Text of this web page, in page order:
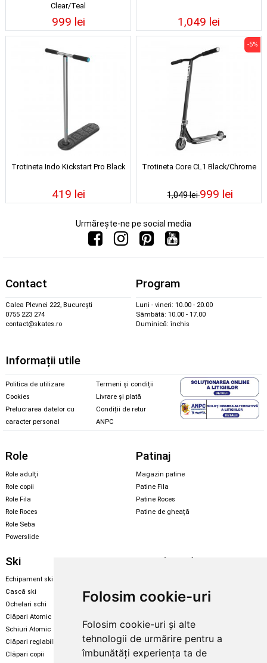
Folosim cookie-uri
Folosim cookie-uri și alte
tehnologii de urmărire pentru a
îmbunătăți experiența ta de
Clear/Teal
999 lei 1,049 lei
Trotineta Indo Kickstart Pro Black
419 lei
Trotineta Core CL1 Black/Chrome
1,049 lei
-5%
999 lei
Urmărește-ne pe social media
Contact
Calea Plevnei 222, București
0755 223 274
contact@skates.ro
Program
Luni - vineri: 10.00 - 20.00
Sâmbătă: 10.00 - 17.00
Duminică: închis
Informații utile
Politica de utilizare
Cookies
Prelucrarea datelor cu
caracter personal
Termeni și condiții
Livrare și plată
Condiții de retur
ANPC
Role
Role adulți
Role copii
Role Fila
Role Roces
Role Seba
Powerslide
Patinaj
Magazin patine
Patine Fila
Patine Roces
Patine de gheață
Ski
Echipament ski
Cască ski
Ochelari schi
Clăpari Atomic
Schiuri Atomic
Clăpari reglabili
Clăpari copii
Snowboard
Echipament snowboard
Legături Rome SDS
Skate & longboard
Enuff Skateboards